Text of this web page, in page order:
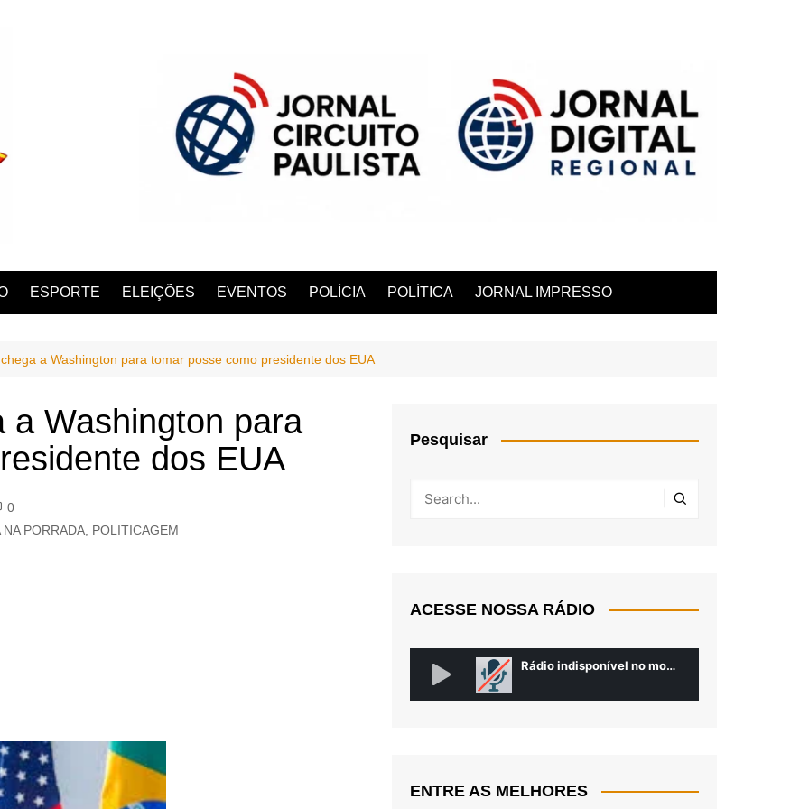
PRETO
ESPORTE ELEIÇÕES EVENTOS POLÍCIA POLÍTICA JORNAL IMPRESSO
a Washington para tomar posse como presidente dos EUA
a Washington para
dos EUA
0
NA PORRADA POLITICAGEM
Pesquisar
ACESSE NOSSA RÁDIO
ENTRE AS MELHORES